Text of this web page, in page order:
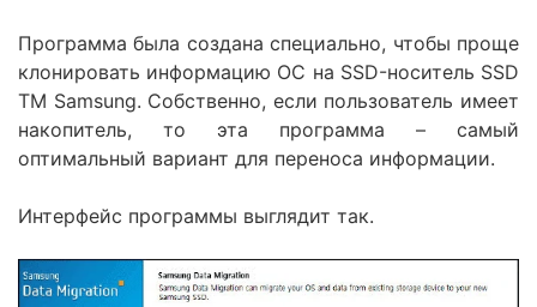
Программа была создана специально, чтобы проще
клонировать информацию ОС на SSD-носитель SSD
ТМ Samsung. Собственно, если пользователь имеет
накопитель, то эта программа – самый
оптимальный вариант для переноса информации.
Интерфейс программы выглядит так.